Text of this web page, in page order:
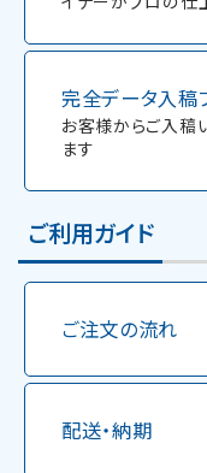
完全データ入稿
お客様からご入稿
ます
ご利用ガイド
ご注文の流れ
配送・納期